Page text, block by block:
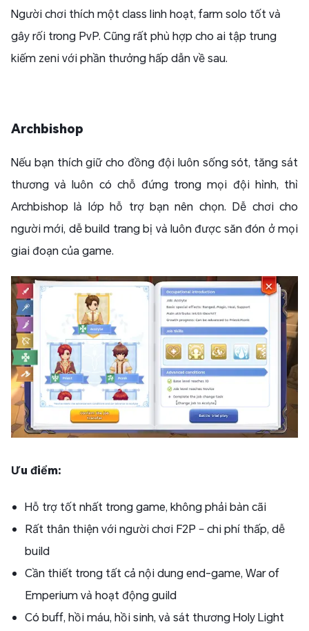
Người chơi thích một class linh hoạt, farm solo tốt và
gây rối trong PvP. Cũng rất phù hợp cho ai tập trung
kiếm zeni với phần thưởng hấp dẫn về sau.
Archbishop
Nếu bạn thích giữ cho đồng đội luôn sống sót, tăng sát
thương và luôn có chỗ đứng trong mọi đội hình, thì
Archbishop là lớp hỗ trợ bạn nên chọn. Dễ chơi cho
người mới, dễ build trang bị và luôn được săn đón ở mọi
giai đoạn của game.
Ưu điểm:
Hỗ trợ tốt nhất trong game, không phải bàn cãi
Rất thân thiện với người chơi F2P – chi phí thấp, dễ
build
Cần thiết trong tất cả nội dung end-game, War of
Emperium và hoạt động guild
Có buff, hồi máu, hồi sinh, và sát thương Holy Light